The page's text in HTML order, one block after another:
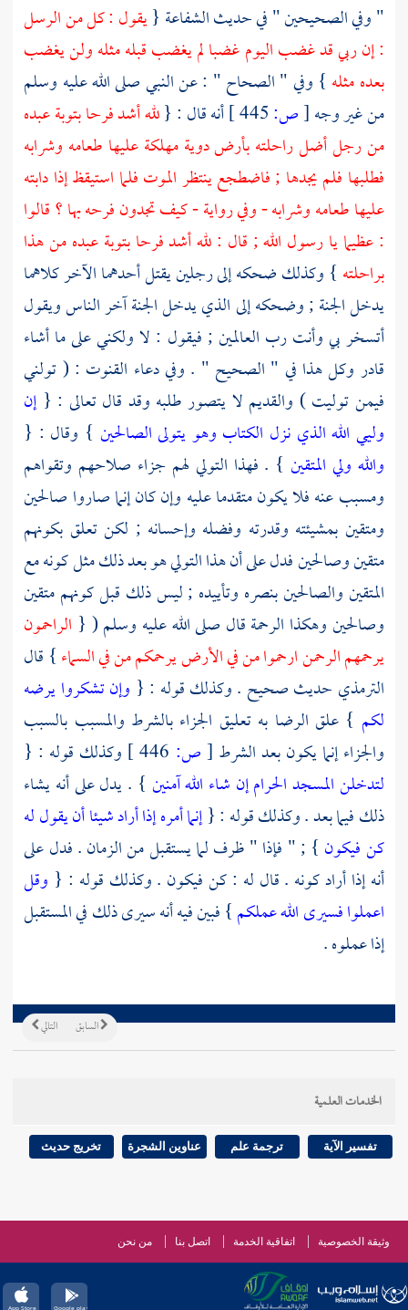
" وفي الصحيحين " في حديث الشفاعة {يقول : كل من الرسل
: إن ربي قد غضب اليوم غضبا لم يغضب قبله مثله ولن يغضب
بعده مثله } وفي " الصحاح " : عن النبي صلى الله عليه وسلم
من غير وجه[ص: أنه قال : {لله أشد فرحا بتوبة عبده
من رجل أضل راحلته بأرض دوية مهلكة عليها طعامه وشرابه
فطلبها فلم يجدها ; فاضطجع ينتظر الموت فلما استيقظ إذا دابته
عليها طعامه وشرابه - وفي رواية - كيف تجدون فرحه بها ؟ قالوا
: عظيما يا رسول الله ; قال : لله أشد فرحا بتوبة عبده من هذا
براحلته } وكذلك ضحكه إلى رجلين يقتل أحدهما الآخر كلاهما
يدخل الجنة ; وضحكه إلى الذي يدخل الجنة آخر الناس ويقول
أتسخر بي وأنت رب العالمين ; فيقول : لا ولكني على ما أشاء
قادر وكل هذا في " الصحيح " . وفي دعاء القنوت : ( تولني
فيمن توليت ) والقديم لا يتصور طلبه وقد قال تعالى : {إن
وليي الله الذي نزل الكتاب وهو يتولى الصالحين } وقال : {
والله ولي المتقين } . فهذا التولي لهم جزاء صلاحهم وتقواهم
ومسبب عنه فلا يكون متقدما عليه وإن كان إنما صاروا صالحين
ومتقين بمشيئته وقدرته وفضله وإحسانه ; لكن تعلق بكونهم
متقين وصالحين فدل على أن هذا التولي هو بعد ذلك مثل كونه مع
المتقين والصالحين بنصره وتأييده ; ليس ذلك قبل كونهم متقين
وصالحين وهكذا الرحمة قال صلى الله عليه وسلم ( { الراحمون
يرحمهم الرحمن ارحموا من في الأرض يرحمكم من في السماء} قال
الترمذي حديث صحيح . وكذلك قوله : { وإن تشكروا يرضه
لكم } علق الرضا به تعليق الجزاء بالشرط والمسبب بالسبب
والجزاء إنما يكون بعد الشرط [ص:
وكذلك قوله : {
لتدخلن المسجد الحرام إن شاء الله آمنين } . يدل على أنه يشاء
ذلك فيما بعد . وكذلك قوله : {إنما أمره إذا أراد شيئا أن يقول له
كن فيكون } ; " فإذا " ظرف لما يستقبل من الزمان . فدل على
أنه إذا أراد كونه . قال له : كن فيكون . وكذلك قوله : { وقل
اعملوا فسيرى الله عملكم} فبين فيه أنه سيرى ذلك في المستقبل
إذا عملوه .
التالي السابق
الخدمات العلمية
تفسير الآية ترجمة علم عناوين الشجرة تخريج حديث
وثيقة الخصوصية اتفاقية الخدمة اتصل بنا من نحن